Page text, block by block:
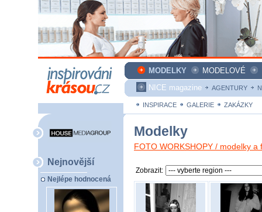
MODELKY MODELOVÉ
NICE magazine
AGENTURY
INSPIRACE GALERIE ZAKÁZKY
Nejnovější
Nejlépe hodnocená
Modelky
FOTO WORKSHOPY / modelky
Zobrazit: